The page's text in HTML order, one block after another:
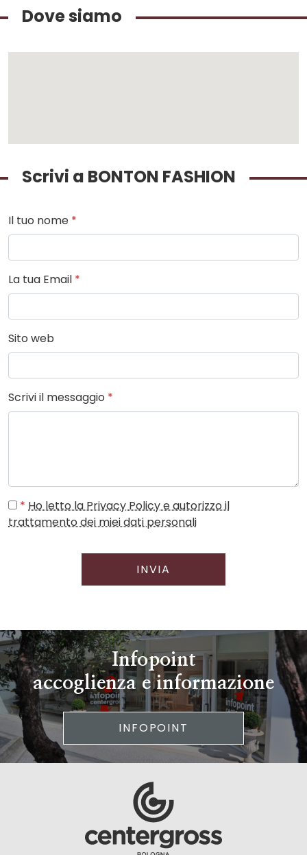
Dove siamo
Scrivi a BONTON FASHION
Il tuo nome *
La tua Email *
Sito web
Scrivi il messaggio *
* Ho letto la Privacy Policy e autorizzo il
trattamento dei miei dati personali
INVIA
Infopoint
accoglienza e informazione
INFOPOINT